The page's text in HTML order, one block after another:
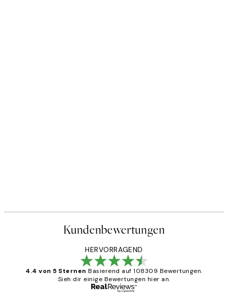
Kundenbewertungen
HERVORRAGEND
4.4 von 5 Sternen Basierend auf 108309 Bewertungen.
Sieh dir einige Bewertungen hier an.